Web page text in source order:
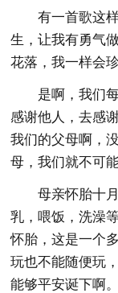
有一首歌这
生，让我有勇气
花落，我一样会
是啊，我们
感谢他人，去感
我们的父母啊，
母，我们就不可
母亲怀胎十
乳，喂饭，洗澡
怀胎，这是一个
玩也不能随便玩
能够平安诞下啊